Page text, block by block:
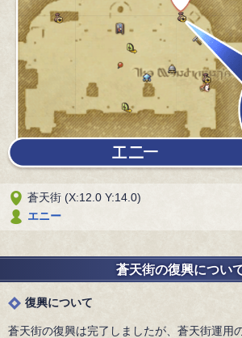
蒼天街 (X:12.0 Y:14.0)
エニー
蒼天街の復興につい
復興について
蒼天街の復興は完了しましたが、蒼天街運用